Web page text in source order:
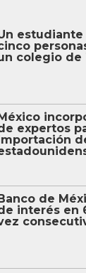
colegio de
expertos
Banco de
interés en